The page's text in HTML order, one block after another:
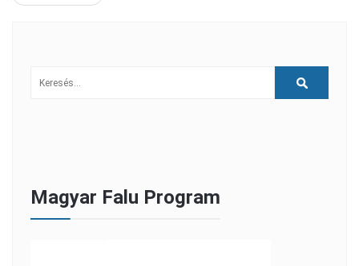
Magyar Falu Program